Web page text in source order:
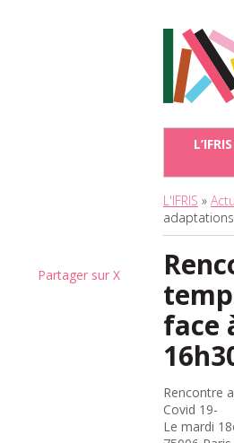
L’IFRIS
L'IFRIS »
Partager sur X
face
Rencontre
Covid 19-
Le mardi